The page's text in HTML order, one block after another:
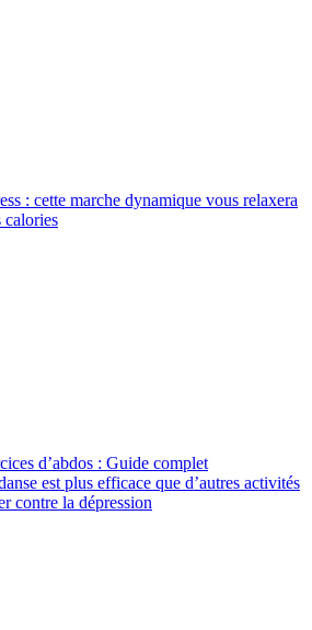
: cette marche dynamique vous relaxera
calories
d’abdos : Guide complet
est plus efficace que d’autres activités
contre la dépression